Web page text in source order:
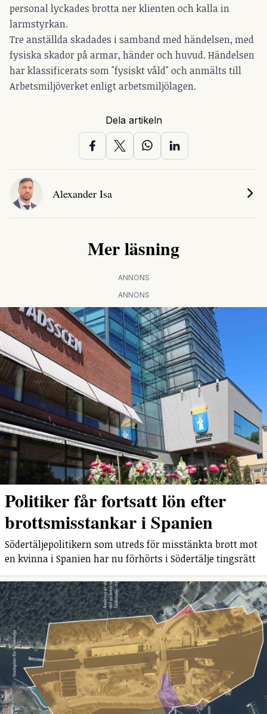
personal lyckades brotta ner klienten och kalla in
larmstyrkan.
Tre anställda skadades i samband med händelsen, med
fysiska skador på armar, händer och huvud. Händelsen
har klassificerats som "fysiskt våld" och anmälts till
Arbetsmiljöverket enligt arbetsmiljölagen.
Dela artikeln
Alexander Isa
Mer läsning
ANNONS
ANNONS
Politiker får fortsatt lön efter
brottsmisstankar i Spanien
Södertäljepolitikern som utreds för misstänkta brott mot
en kvinna i Spanien har nu förhörts i Södertälje tingsrätt